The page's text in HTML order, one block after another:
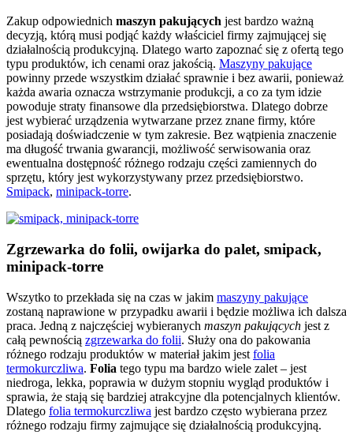
Zakup odpowiednich maszyn pakujących jest bardzo ważną
decyzją, którą musi podjąć każdy właściciel firmy zajmującej się
działalnością produkcyjną. Dlatego warto zapoznać się z ofertą tego
typu produktów, ich cenami oraz jakością. Maszyny pakujące
powinny przede wszystkim działać sprawnie i bez awarii, ponieważ
każda awaria oznacza wstrzymanie produkcji, a co za tym idzie
powoduje straty finansowe dla przedsiębiorstwa. Dlatego dobrze
jest wybierać urządzenia wytwarzane przez znane firmy, które
posiadają doświadczenie w tym zakresie. Bez wątpienia znaczenie
ma długość trwania gwarancji, możliwość serwisowania oraz
ewentualna dostępność różnego rodzaju części zamiennych do
sprzętu, który jest wykorzystywany przez przedsiębiorstwo.
Smipack, minipack-torre.
Zgrzewarka do folii, owijarka do palet, smipack,
minipack-torre
Wszytko to przekłada się na czas w jakim maszyny pakujące
zostaną naprawione w przypadku awarii i będzie możliwa ich dalsza
praca. Jedną z najczęściej wybieranych maszyn pakujących jest z
całą pewnością zgrzewarka do folii. Służy ona do pakowania
różnego rodzaju produktów w materiał jakim jest folia
termokurczliwa. Folia tego typu ma bardzo wiele zalet – jest
niedroga, lekka, poprawia w dużym stopniu wygląd produktów i
sprawia, że stają się bardziej atrakcyjne dla potencjalnych klientów.
Dlatego folia termokurczliwa jest bardzo często wybierana przez
różnego rodzaju firmy zajmujące się działalnością produkcyjną.